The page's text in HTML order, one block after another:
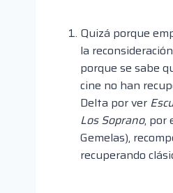
Quizá porque
la
porque se sabe
cine no han
Delta por ver
Los Soprano, por
Gemelas),
recuperando